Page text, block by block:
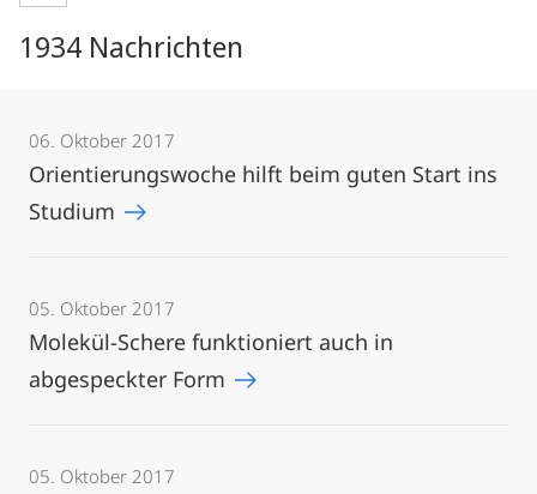
1934 Nachrichten
06. Oktober 2017
Orientierungswoche hilft beim guten Start ins
Studium
05. Oktober 2017
Molekül-Schere funktioniert auch in
abgespeckter Form
05. Oktober 2017